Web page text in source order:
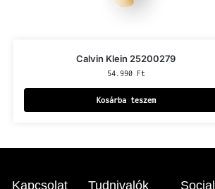
Calvin Klein 25200279
54.990 Ft
Kosárba teszem
Kapcsolat Tudnivalók Social